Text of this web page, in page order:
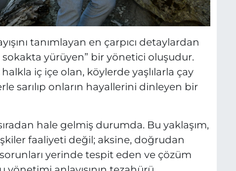
tanımlayan en çarpıcı detaylardan
yürüyen” bir yönetici oluşudur.
iç içe olan, köylerde yaşlılarla çay
sarılıp onların hayallerini dinleyen bir
hale gelmiş durumda. Bu yaklaşım,
faaliyeti değil; aksine, doğrudan
yerinde tespit eden ve çözüm